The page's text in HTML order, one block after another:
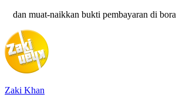
dan muat-naikkan bukti pembayaran di
Zaki Khan